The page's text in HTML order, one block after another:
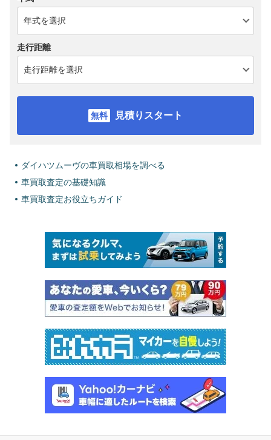
走行距離
見積りスタート
ダイハツムーヴの車買取相場を調べる
車買取査定の基礎知識
車買取査定お役立ちガイド